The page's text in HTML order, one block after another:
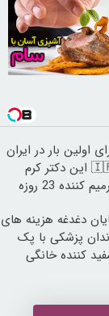
اولین بار در ایران
🇮🇷 این دکتر کرم
ترمیم کننده 23 روزه
دغدغه هزینه های
پزشکی با پک
کننده خانگی